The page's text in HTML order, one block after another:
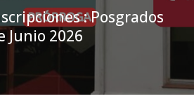
: Posgrados
Junio 2026
Prórroga de Inscripciones : Posgrados